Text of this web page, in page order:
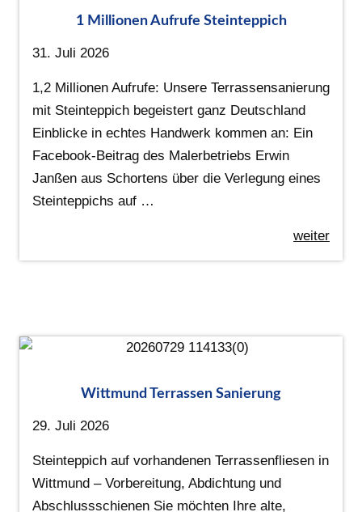
1 Millionen Aufrufe Steinteppich
31. Juli 2026
1,2 Millionen Aufrufe: Unsere Terrassensanierung
mit Steinteppich begeistert ganz Deutschland
Einblicke in echtes Handwerk kommen an: Ein
Facebook-Beitrag des Malerbetriebs Erwin
Janßen aus Schortens über die Verlegung eines
Steinteppichs auf …
weiter
Wittmund Terrassen Sanierung
29. Juli 2026
Steinteppich auf vorhandenen Terrassenfliesen in
Wittmund – Vorbereitung, Abdichtung und
Abschlussschienen Sie möchten Ihre alte,